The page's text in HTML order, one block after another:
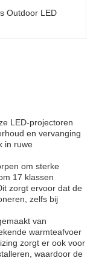
Outdoor LED
LED-projectoren
en vervanging
in ruwe
om sterke
17 klassen
zorgt ervoor dat de
zelfs bij
van
warmteafvoer
zorgt er ook voor
waardoor de